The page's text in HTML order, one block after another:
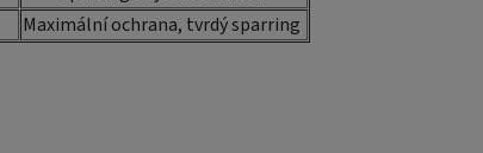
Maximální ochrana, tvrdý sparring